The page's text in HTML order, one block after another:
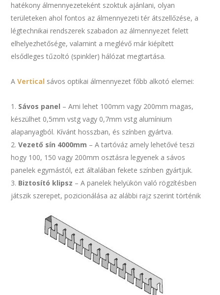
hatékony álmennyezeteként szoktuk ajánlani, olyan
területeken ahol fontos az álmennyezeti tér átszellőzése, a
légtechnikai rendszerek szabadon az álmennyezet felett
elhelyezhetősége, valamint a meglévő már kiépített
elsődleges tűzoltó (spinkler) hálózat megtartása.
AVertical sávos optikai álmennyezet főbb alkotó elemei:
Sávos panel – Ami lehet 100mm vagy 200mm magas,
készülhet 0,5mm vstg vagy 0,7mm vstg alumínium
alapanyagból. Kívánt hosszban, és színben gyártva.
Vezető sín 4000mm – A tartóváz amely lehetővé teszi
hogy 100, 150 vagy 200mm osztásra legyenek a sávos
panelek egymástól, ezt általában fekete színben gyártjuk.
Biztosító klipsz – A panelek helyükön való rögzítésben
játszik szerepet, pozicionálása az alábbi rajz szerint történik